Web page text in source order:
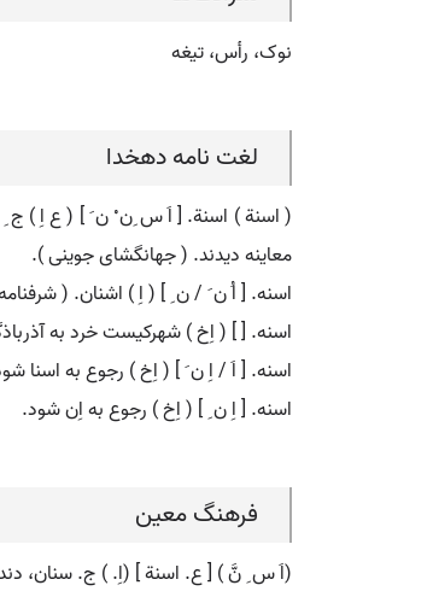
نوک، رأس، تیغه
لغت نامه دهخدا
( اسنة ) اسنة. [ اَ س ِن ْ ن َ ] ( ع اِ ) ج
معاینه دیدند. ( جهانگشای جوینی ).
اسنه. [ اُ ن َ / ن ِ ] ( اِ ) اشنان. (
اسنه. [ ] ( اِخ ) شهرکیست خرد به
اسنه. [ اَ / اِ ن َ ] ( اِخ ) رجوع به اسنا
اسنه. [ اِ ن ِ ] ( اِخ ) رجوع به اِن شود.
فرهنگ معین
(اَ س ِ نَّ ) [ ع. اسنة ] (اِ. ) ج. سنان،